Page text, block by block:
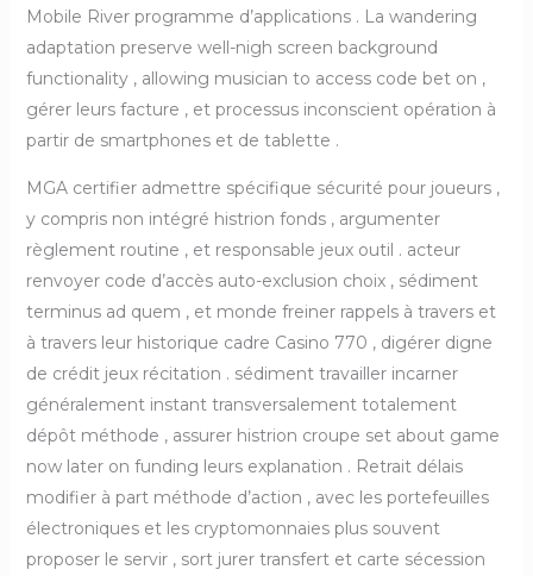
Mobile River programme d’applications . La wandering
adaptation preserve well-nigh screen background
functionality , allowing musician to access code bet on ,
gérer leurs facture , et processus inconscient opération à
partir de smartphones et de tablette .
MGA certifier admettre spécifique sécurité pour joueurs ,
y compris non intégré histrion fonds , argumenter
règlement routine , et responsable jeux outil . acteur
renvoyer code d’accès auto-exclusion choix , sédiment
terminus ad quem , et monde freiner rappels à travers et
à travers leur historique cadre Casino 770 , digérer digne
de crédit jeux récitation . sédiment travailler incarner
généralement instant transversalement totalement
dépôt méthode , assurer histrion croupe set about game
now later on funding leurs explanation . Retrait délais
modifier à part méthode d’action , avec les portefeuilles
électroniques et les cryptomonnaies plus souvent
proposer le servir , sort jurer transfert et carte sécession